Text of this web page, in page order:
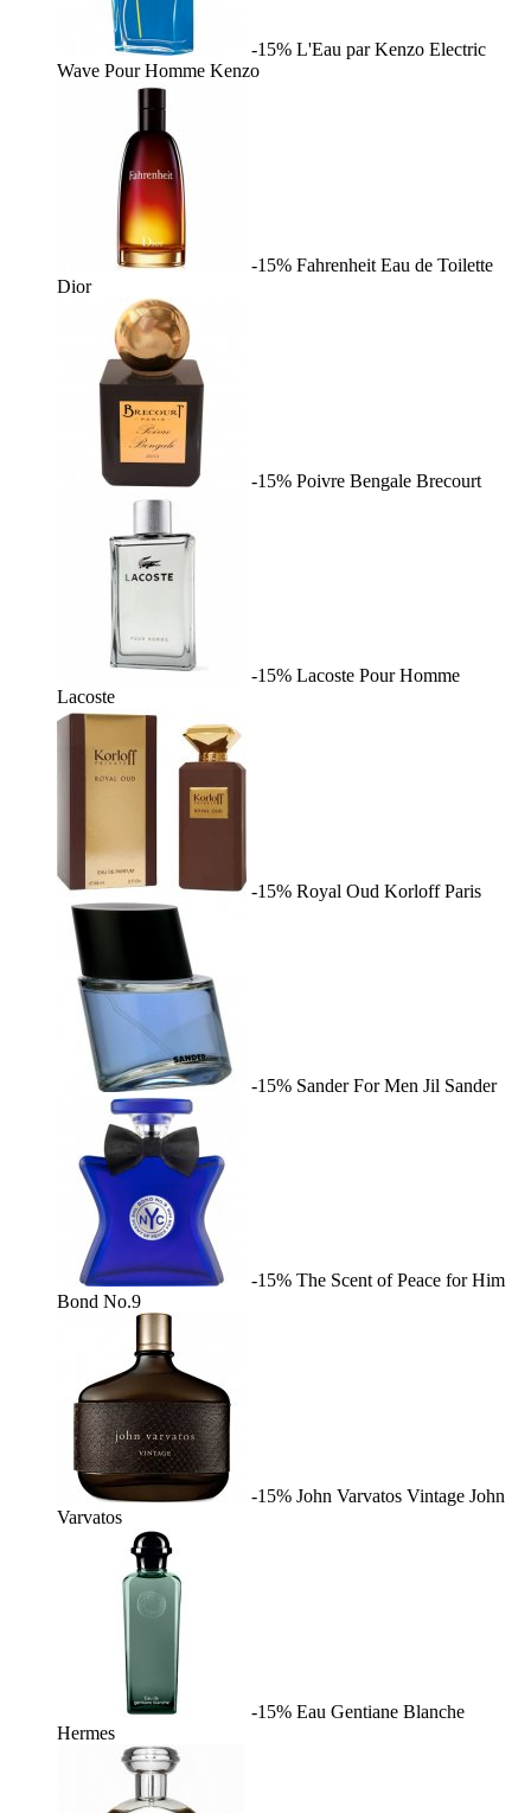
-15% L'Eau par Kenzo Electric
Wave Pour Homme Kenzo
-15% Fahrenheit Eau de Toilette
Dior
-15% Poivre Bengale Brecourt
-15% Lacoste Pour Homme
Lacoste
-15% Royal Oud Korloff Paris
-15% Sander For Men Jil Sander
-15% The Scent of Peace for Him
Bond No.9
-15% John Varvatos Vintage John
Varvatos
-15% Eau Gentiane Blanche
Hermes